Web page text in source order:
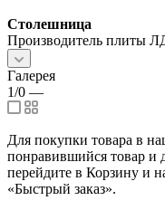
Столешница
Производитель плиты
Галерея
1/0 —
Для покупки товара в
понравившийся товар и
перейдите в Корзину и
«Быстрый заказ».